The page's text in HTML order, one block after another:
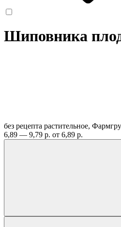
Шиповника
без рецепта растительное,
6,89 — 9,79 р. от 6,89 р.